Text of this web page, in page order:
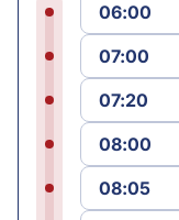
06:00
07:00
07:20
08:00
08:05